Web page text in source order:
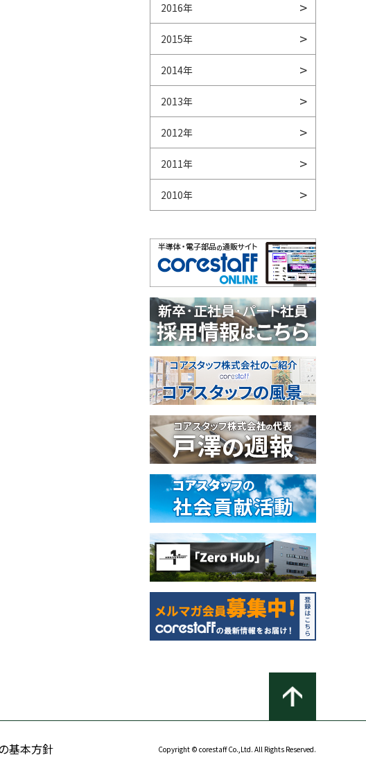
2016年
2015年
2014年
2013年
2012年
2011年
2010年
基本方針 Copyright © corestaff Co.,Ltd. All Rights Reserved.